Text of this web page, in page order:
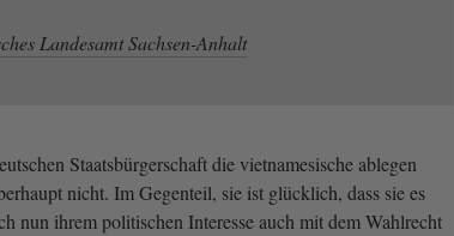
Landesamt Sachsen-Anhalt
Staatsbürgerschaft die vietnamesische ablegen
nicht. Im Gegenteil, sie ist glücklich, dass sie es
nun ihrem politischen Interesse auch mit dem Wahlrecht